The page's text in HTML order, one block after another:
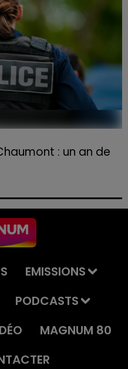
: un an de
véhicule.
EMISSIONS
PODCASTS
MAGNUM 80